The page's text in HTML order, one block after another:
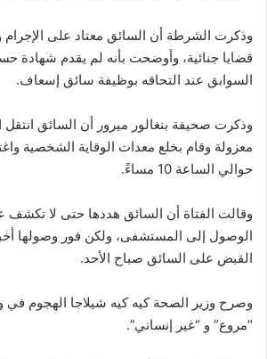
وذكرت الشرطة أن السائق معتاد على
قضايا جنائية، وأوضحت بأنه لم يقدم شهادة
السوابق عند التحاقه بوظيفة سائق إسعاف.
وذكرت صحيفة بنغالور ميرور أن السائق
معزولة وقام بخلع معدات الوقاية الشخصية
حوالي الساعة 10 مساءً.
وقالت الفتاة أن السائق هددها حتى لا تكشف
الوصول إلى المستشفى، ولكن فور وصولها
القبض على السائق صباح الأحد.
وصرح وزير الصحة كيه كيه شيلاجا الهجوم في
“مروع” و “غير إنساني”.